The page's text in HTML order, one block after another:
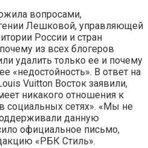
вопросами,
Лешковой, управляющей
России и стран
из всех блогеров
удалить только ее и почему
«недостойность». В ответ на
Vuitton Восток заявили,
никакого отношения к
социальных сетях». «Мы не
данную
официальное письмо,
«РБК Стиль».